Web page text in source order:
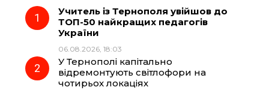
e
o
e
r
t
A
Учитель із Тернополя увійшов до
ТОП-50 найкращих педагогів
України
06.08.2026, 18:03
У Тернополі капітально
відремонтують світлофори на
чотирьох локаціях